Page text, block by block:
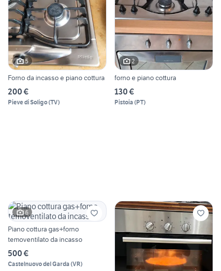
5
Forno da incasso e piano cottura
200 €
Pieve di Soligo(TV)
2
forno e piano cottura
130 €
Pistoia (PT)
6
Piano cottura gas+forno
temoventilato da incasso
500 €
Castelnuovo del Garda (VR)